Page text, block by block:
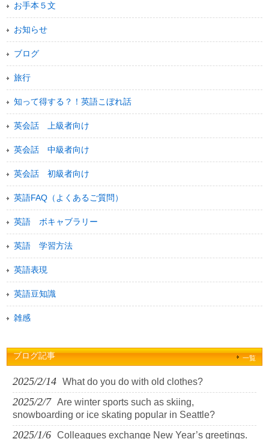
お手本５文
お知らせ
ブログ
旅行
知って得する？！英語こぼれ話
英会話 上級者向け
英会話 中級者向け
英会話 初級者向け
英語FAQ（よくあるご質問）
英語 ボキャブラリー
英語 学習方法
英語表現
英語豆知識
雑感
ブログ記事 一覧
2025/2/14 What do you do with old clothes?
2025/2/7 Are winter sports such as skiing,
snowboarding or ice skating popular in Seattle?
2025/1/6 Colleagues exchange New Year’s greetings.